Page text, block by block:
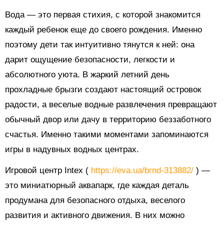
Вода — это первая стихия, с которой знакомится
каждый ребенок еще до своего рождения. Именно
поэтому дети так интуитивно тянутся к ней: она
дарит ощущение безопасности, легкости и
абсолютного уюта. В жаркий летний день
прохладные брызги создают настоящий островок
радости, а веселые водные развлечения превращают
обычный двор или дачу в территорию беззаботного
счастья. Именно такими моментами запоминаются
игры в надувных водных центрах.
Игровой центр Intex ( https://eva.ua/brnd-313882/ ) —
это миниатюрный аквапарк, где каждая деталь
продумана для безопасного отдыха, веселого
развития и активного движения. В них можно